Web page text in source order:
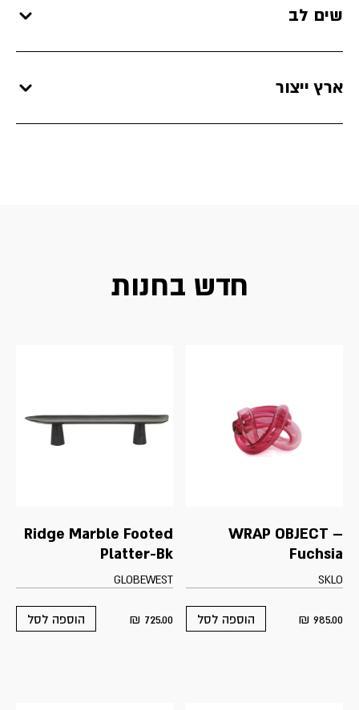
שים לב
ארץ ייצור
חדש בחנות
WRAP OBJECT –
Fuchsia
SKLO
985.00
₪ הוספה לסל
Ridge Marble Footed
Platter-Bk
GLOBEWEST
725.00
₪ הוספה לסל